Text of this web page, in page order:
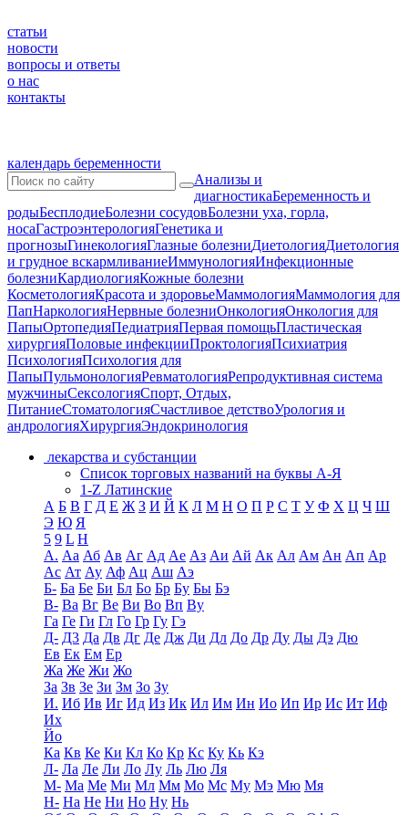
статьи
новости
вопросы и ответы
о нас
контакты
календарь беременности
Анализы и
диагностикаБеременность и
родыБесплодиеБолезни сосудовБолезни уха, горла,
носаГастроэнтерологияГенетика и
прогнозыГинекологияГлазные болезниДиетологияДиетология
и грудное вскармливаниеИммунологияИнфекционные
болезниКардиологияКожные болезни
КосметологияКрасота и здоровьеМаммологияМаммология для
ПапНаркологияНервные болезниОнкологияОнкология для
ПапыОртопедияПедиатрияПервая помощьПластическая
хирургияПоловые инфекцииПроктологияПсихиатрия
ПсихологияПсихология для
ПапыПульмонологияРевматологияРепродуктивная система
мужчиныСексологияСпорт, Отдых,
ПитаниеСтоматологияСчастливое детствоУрология и
андрологияХирургияЭндокринология
лекарства и субстанции
Список торговых названий на буквы А-Я
1-Z Латинские
А Б В Г Д Е Ж З И Й К Л М Н О П Р С Т У Ф Х Ц Ч Ш
Э Ю Я
5 9 L H
А. Аа Аб Ав Аг Ад Ае Аз Аи Ай Ак Ал Ам Ан Ап Ар
Ас Ат Ау Аф Ац Аш Аэ
Б- Ба Бе Би Бл Бо Бр Бу Бы Бэ
В- Ва Вг Ве Ви Во Вп Ву
Га Ге Ги Гл Го Гр Гу Гэ
Д- Д3 Да Дв Дг Де Дж Ди Дл До Др Ду Ды Дэ Дю
Ев Ек Ем Ер
Жа Же Жи Жо
За Зв Зе Зи Зм Зо Зу
И. Иб Ив Иг Ид Из Ик Ил Им Ин Ио Ип Ир Ис Ит Иф
Их
Йо
Ка Кв Ке Ки Кл Ко Кр Кс Ку Кь Кэ
Л- Ла Ле Ли Ло Лу Ль Лю Ля
М- Ма Ме Ми Мл Мм Мо Мс Му Мэ Мю Мя
Н- На Не Ни Но Ну Нь